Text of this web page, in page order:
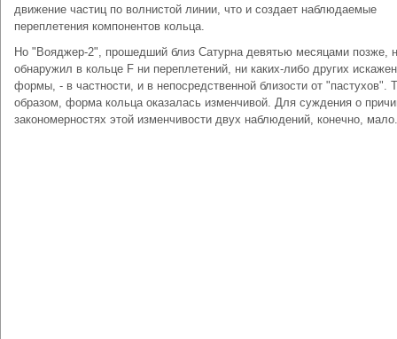
движение частиц по волнистой линии, что и создает наблюдаемые
переплетения компонентов кольца.
Но "Вояджер-2", прошедший близ Сатурна девятью месяцами позже,
обнаружил в кольце F ни переплетений, ни каких-либо других
формы, - в частности, и в непосредственной близости от "пастухов".
образом, форма кольца оказалась изменчивой. Для суждения о
закономерностях этой изменчивости двух наблюдений, конечно, мало.